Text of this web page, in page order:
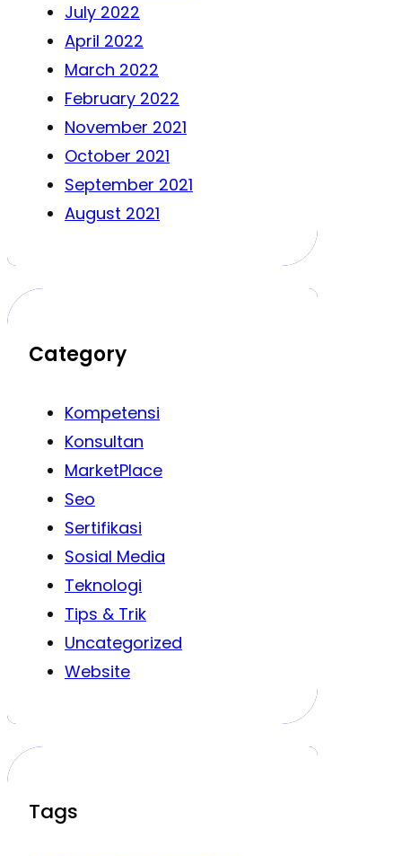
July 2022
April 2022
March 2022
February 2022
November 2021
October 2021
September 2021
August 2021
Category
Kompetensi
Konsultan
MarketPlace
Seo
Sertifikasi
Sosial Media
Teknologi
Tips & Trik
Uncategorized
Website
Tags